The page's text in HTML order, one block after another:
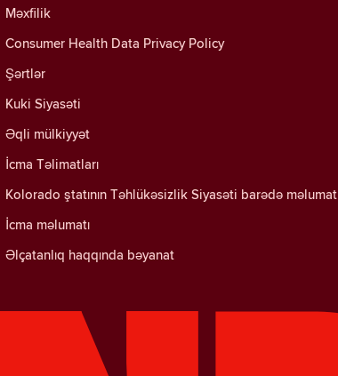
Məxfilik
Consumer Health Data Privacy Policy
Şərtlər
Kuki Siyasəti
Əqli mülkiyyət
İcma Təlimatları
Kolorado ştatının Təhlükəsizlik Siyasəti barədə məlumat
İcma məlumatı
Əlçatanlıq haqqında bəyanat